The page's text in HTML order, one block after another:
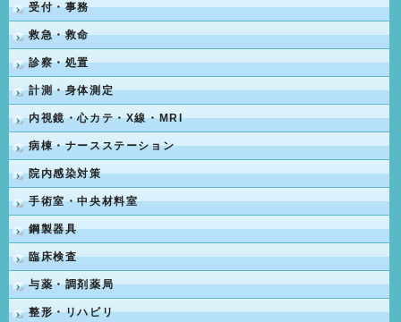
受付・事務
救急・救命
診察・処置
計測・身体測定
内視鏡・心カテ・X線・MRI
病棟・ナースステーション
院内感染対策
手術室・中央材料室
鋼製器具
臨床検査
与薬・調剤薬局
整形・リハビリ